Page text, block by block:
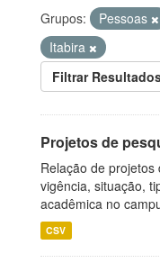
Grupos: Pessoas
Itabira
Filtrar
Projetos de
Relação de
vigência, situação,
acadêmica no
CSV